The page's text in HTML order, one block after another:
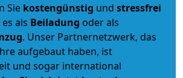
Sie kostengünstig und stressfrei
es als Beiladung oder als
. Unser Partnernetzwerk, das
aufgebaut haben, ist
und sogar international